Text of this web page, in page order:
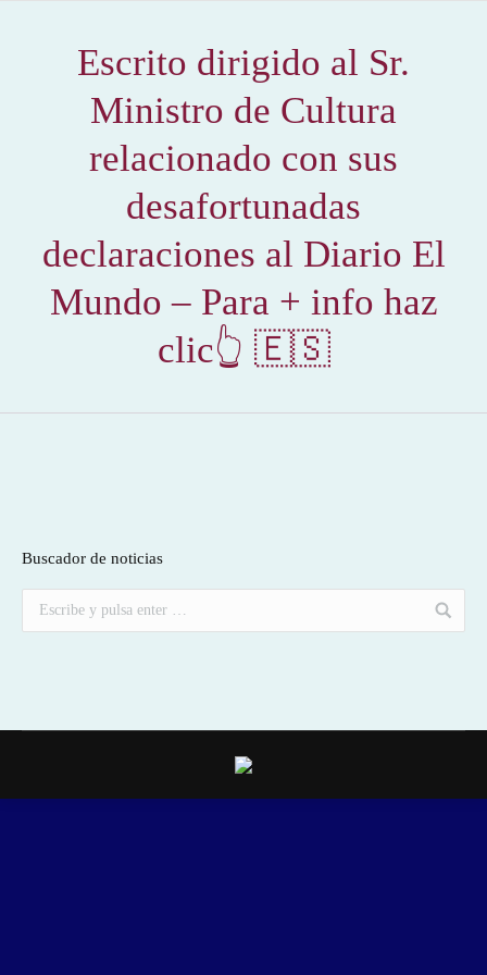
Escrito dirigido al Sr.
Ministro de Cultura
relacionado con sus
desafortunadas
declaraciones al Diario El
Mundo – Para + info haz
clic👆 🇪🇸
Buscador de noticias